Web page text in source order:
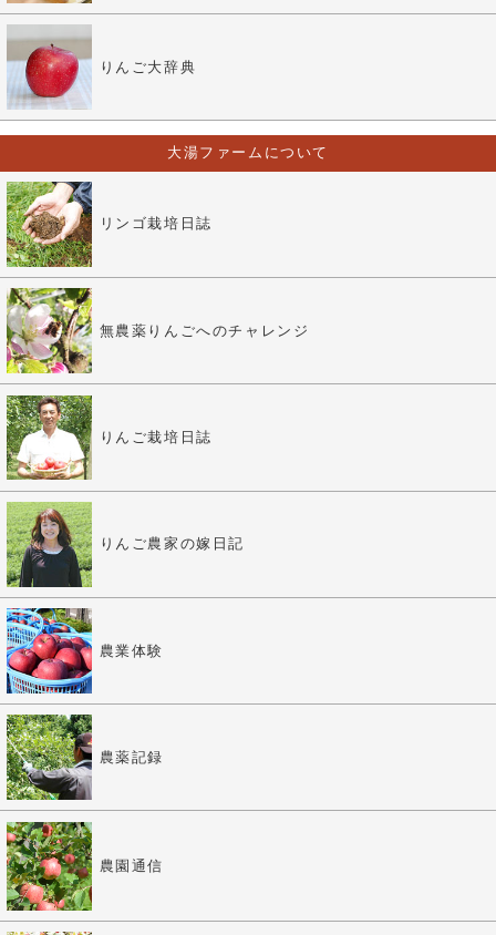
りんご大辞典
大湯ファームについて
リンゴ栽培日誌
無農薬りんごへのチャレンジ
りんご栽培日誌
りんご農家の嫁日記
農業体験
農薬記録
農園通信